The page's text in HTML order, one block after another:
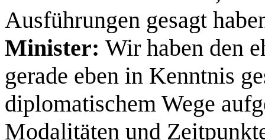
Ausführungen gesagt
Minister: Wir haben den
gerade eben in Kenntnis
diplomatischem Wege
Modalitäten und